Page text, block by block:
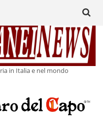
in Italia e nel mondo
for: